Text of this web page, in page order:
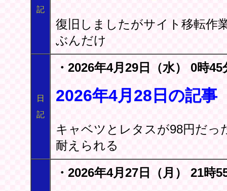
記
復旧しましたがサイト移転作
ぶんだけ
日
記
・2026年4月29日（水） 0時45
2026年4月28日の記事
キャベツとレタスが98円だっ
耐えられる
・2026年4月27日（月） 21時